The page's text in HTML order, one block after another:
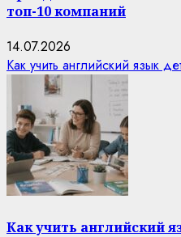
топ-10 компаний
14.07.2026
Как учить английский язык
Как учить английский